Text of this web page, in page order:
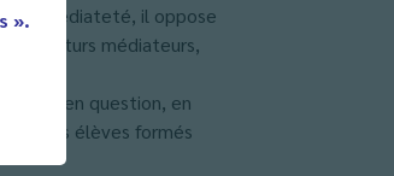
».
l’immédiateté, il oppose
des futurs médiateurs,
en question, en
des élèves formés